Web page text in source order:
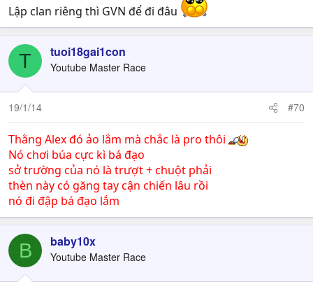
Lập clan riêng thì GVN để đi đâu
T tuoi18gai1con
Youtube Master Race
19/1/14 #70
Thằng Alex đó ảo lắm mà chắc là pro thôi
Nó chơi búa cực kì bá đạo
sở trường của nó là trượt + chuột phải
thèn này có găng tay cận chiến lâu rồi
nó đi đập bá đạo lắm
B baby10x
Youtube Master Race